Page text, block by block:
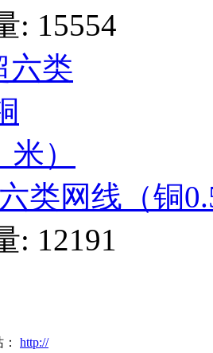
: 15554
类网线（铜
: 12191
http://